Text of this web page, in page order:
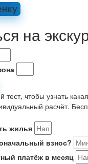
на
тест, чтобы узнать
расчёт.
жилья
взнос?
платёж в месяц